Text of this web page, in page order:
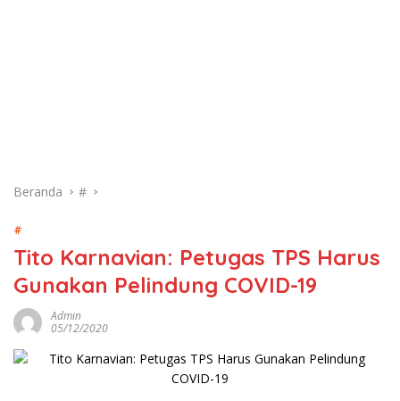
Beranda #
#
Tito Karnavian: Petugas TPS Harus
Gunakan Pelindung COVID-19
Admin
05/12/2020